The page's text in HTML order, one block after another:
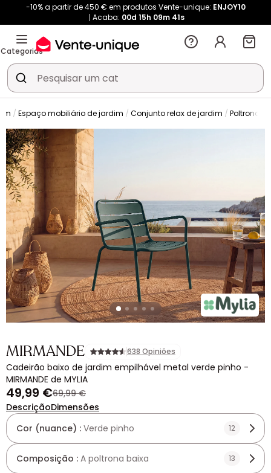
-10% a partir de 450 € em produtos Vente-unique: ENJOY10
Acaba: 00d 15h 09m 41s
Categorias
Espaço mobiliário de jardim Conjunto relax de jardim Poltrona
MIRMANDE 638 Opiniões
Cadeirão baixo de jardim empilhável metal verde pinho -
MIRMANDE de MYLIA
49,99 €69,99 €
DescriçãoDimensões
Cor (nuance) : Verde pinho 12
Composição : A poltrona baixa 13